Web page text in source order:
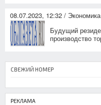
08.07.2023, 12:32 / Экономика
Будущий
производство
СВЕЖИЙ НОМЕР
РЕКЛАМА